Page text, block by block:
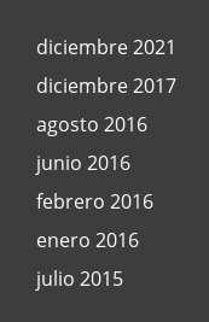
diciembre 2021
diciembre 2017
agosto 2016
junio 2016
febrero 2016
enero 2016
julio 2015